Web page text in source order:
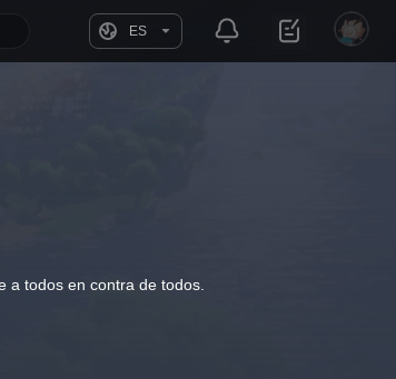
ES
a todos en contra de todos.